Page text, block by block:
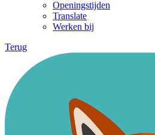
Openingstijden
Translate
Werken bij
Terug